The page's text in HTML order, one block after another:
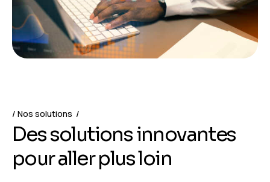
Nos solutions
Des solutions innovantes
pour aller plus loin